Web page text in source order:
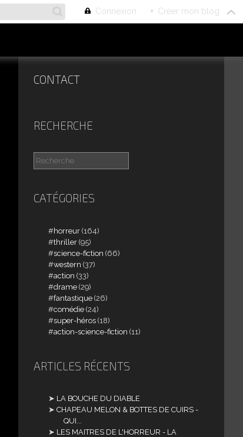
Connexion + Créer mon blog
CONTACT
RECHERCHE
CATÉGORIES
horreur (164)
thriller (95)
science-fiction (66)
western (37)
action (33)
drame (29)
fantastique (26)
comédie (24)
super-héros (18)
action-science-fiction (11)
ARTICLES RÉCENTS
LA BOUCHE DU DIABLE
CHAPEAU MELON & BOTTES DE CUIRS -
QUI...
LES MAITRES DE L'HORREUR - LA